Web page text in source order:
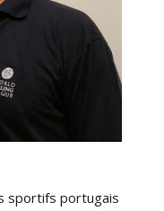
sportifs portugais